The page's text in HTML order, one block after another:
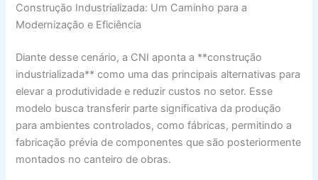
Construção Industrializada: Um Caminho para a
Modernização e Eficiência
Diante desse cenário, a CNI aponta a **construção
industrializada** como uma das principais alternativas para
elevar a produtividade e reduzir custos no setor. Esse
modelo busca transferir parte significativa da produção
para ambientes controlados, como fábricas, permitindo a
fabricação prévia de componentes que são posteriormente
montados no canteiro de obras.